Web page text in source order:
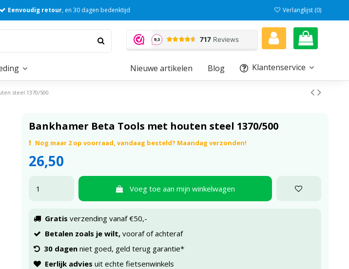
Eenvoudig retour, en 30 dagen bedenktijd Verlanglijst (0)
Klantenservice
Blog
Nieuwe artikelen
steel 1370/500
Bankhamer Beta Tools met houten steel 1370/500
Nog maar 2 op voorraad, vandaag besteld? Maandag verzonden!
26,50
Voeg toe aan mijn winkelwagen
Gratis verzending vanaf €50,-
Betalen zoals je wilt,vooraf of achteraf
30 dagenniet goed, geld terug garantie*
Eerlijk advies uit echte fietsenwinkels